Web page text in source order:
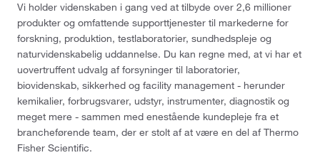
Vi holder videnskaben i gang ved at tilbyde over 2,6 millioner
produkter og omfattende supporttjenester til markederne for
forskning, produktion, testlaboratorier, sundhedspleje og
naturvidenskabelig uddannelse. Du kan regne med, at vi har et
uovertruffent udvalg af forsyninger til laboratorier,
biovidenskab, sikkerhed og facility management - herunder
kemikalier, forbrugsvarer, udstyr, instrumenter, diagnostik og
meget mere - sammen med enestående kundepleje fra et
brancheførende team, der er stolt af at være en del af Thermo
Fisher Scientific.